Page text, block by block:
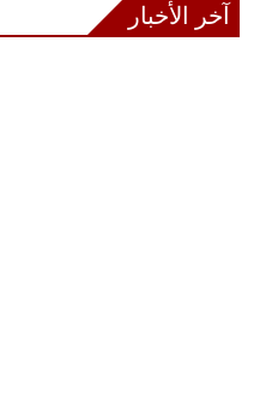
آخر الأخبار